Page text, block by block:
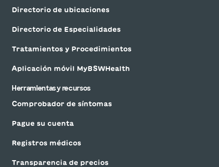
Directorio de ubicaciones
Directorio de Especialidades
Tratamientos y Procedimientos
Aplicación móvil MyBSWHealth
Herramientas y recursos
Comprobador de síntomas
Pague su cuenta
Registros médicos
Transparencia de precios